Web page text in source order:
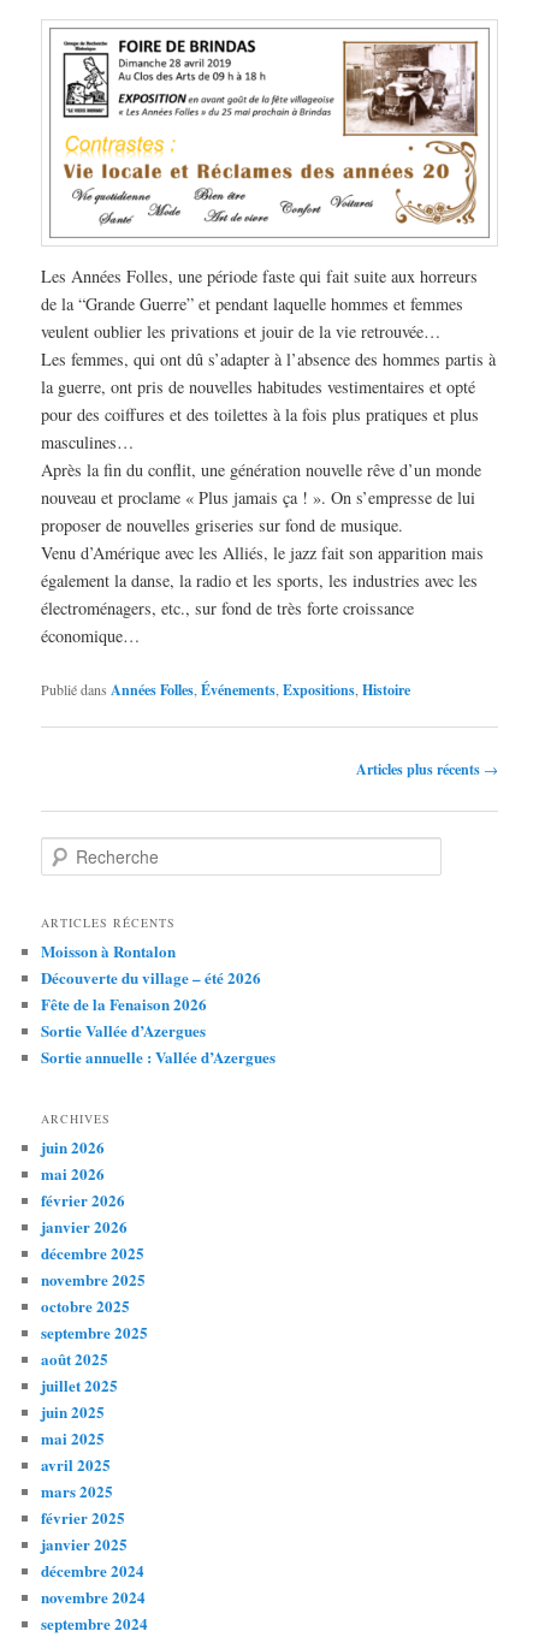
Les Années Folles, une période faste qui fait suite aux horreurs
de la “Grande Guerre” et pendant laquelle hommes et femmes
veulent oublier les privations et jouir de la vie retrouvée…
Les femmes, qui ont dû s’adapter à l’absence des hommes partis à
la guerre, ont pris de nouvelles habitudes vestimentaires et opté
pour des coiffures et des toilettes à la fois plus pratiques et plus
masculines…
Après la fin du conflit, une génération nouvelle rêve d’un monde
nouveau et proclame « Plus jamais ça ! ». On s’empresse de lui
proposer de nouvelles griseries sur fond de musique.
Venu d’Amérique avec les Alliés, le jazz fait son apparition mais
également la danse, la radio et les sports, les industries avec les
électroménagers, etc., sur fond de très forte croissance
économique…
Publié dans Années Folles ,Événements ,Expositions ,Histoire
articles
Articles plus récents →
e
h
r
c
h
e
ARTICLES RÉCENTS
Moisson à Rontalon
Découverte du village – été 2026
Fête de la Fenaison 2026
Sortie Vallée d’Azergues
Sortie annuelle : Vallée d’Azergues
ARCHIVES
juin 2026
mai 2026
février 2026
janvier 2026
décembre 2025
novembre 2025
octobre 2025
septembre 2025
août 2025
juillet 2025
juin 2025
mai 2025
avril 2025
mars 2025
février 2025
janvier 2025
décembre 2024
novembre 2024
septembre 2024